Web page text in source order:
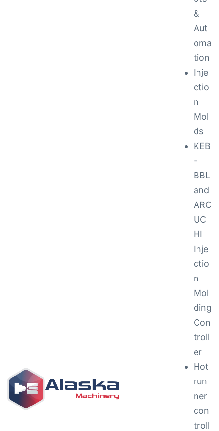
&
Aut
oma
tion
Inje
ctio
n
Mol
ds
KEB
-
BBL
and
ARC
UC
HI
Inje
ctio
n
Mol
ding
Con
troll
er
Hot
run
ner
con
troll